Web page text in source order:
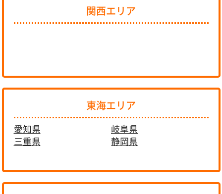
関西エリア
東海エリア
愛知県
岐阜県
三重県
静岡県